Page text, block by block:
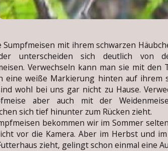
mit ihrem schwarzen
unterscheiden sich deutlich von
Verwechseln kann man sie mit den
eine weiße Markierung hinten auf ihrem
wohl bei uns gar nicht zu Hause.
aber auch mit der
sich tief hinunter zum Rücken zieht.
bekommen wir im Sommer
vor die Kamera. Aber im Herbst und
zieht, gelingt schon einmal eine